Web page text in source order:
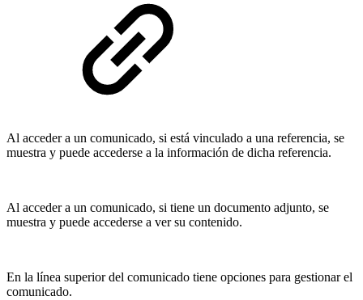
Al acceder a un comunicado, si está vinculado a una referencia, se
muestra y puede accederse a la información de dicha referencia.
Al acceder a un comunicado, si tiene un documento adjunto, se
muestra y puede accederse a ver su contenido.
En la línea superior del comunicado tiene opciones para gestionar el
comunicado.